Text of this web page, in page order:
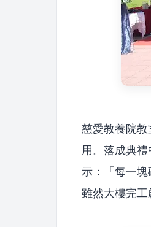
慈愛教養院
用。落成典
示：「每一
雖然大樓完工